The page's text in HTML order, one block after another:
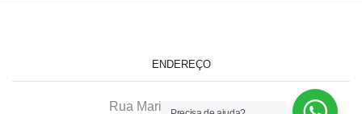
ENDEREÇO
Rua Maria Afonso, 166-A